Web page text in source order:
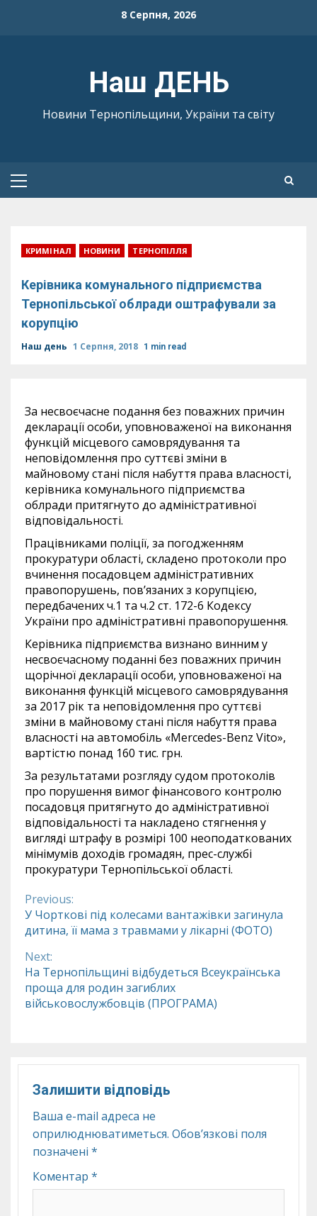
8 Серпня, 2026
Наш ДЕНЬ
Новини Тернопільщини, України та світу
Primary
КРИМІНАЛ НОВИНИ ТЕРНОПІЛЛЯ
Керівника комунального підприємства
Тернопільської облради оштрафували за
корупцію
Наш день 1 Серпня, 2018 1 min read
За несвоєчасне подання без поважних причин
декларації особи, уповноваженої на виконання
функцій місцевого самоврядування та
неповідомлення про суттєві зміни в
майновому стані після набуття права власності,
керівника комунального підприємства
облради притягнуто до адміністративної
відповідальності.
Працівниками поліції, за погодженням
прокуратури області, складено протоколи про
вчинення посадовцем адміністративних
правопорушень, пов’язаних з корупцією,
передбачених ч.1 та ч.2 ст. 172-6 Кодексу
України про адміністративні правопорушення.
Керівника підприємства визнано винним у
несвоєчасному поданні без поважних причин
щорічної декларації особи, уповноваженої на
виконання функцій місцевого самоврядування
за 2017 рік та неповідомлення про суттєві
зміни в майновому стані після набуття права
власності на автомобіль «Mercedes-Benz Vito»,
вартістю понад 160 тис. грн.
За результатами розгляду судом протоколів
про порушення вимог фінансового контролю
посадовця притягнуто до адміністративної
відповідальності та накладено стягнення у
вигляді штрафу в розмірі 100 неоподаткованих
мінімумів доходів громадян, прес-службі
прокуратури Тернопільської області.
Continue
Reading
Previous:
У Чорткові під колесами вантажівки загинула
дитина, її мама з травмами у лікарні (ФОТО)
Next:
На Тернопільщині відбудеться Всеукраїнська
проща для родин загиблих
військовослужбовців (ПРОГРАМА)
Залишити відповідь
Ваша e-mail адреса не
оприлюднюватиметься. Обов’язкові поля
позначені *
Коментар *